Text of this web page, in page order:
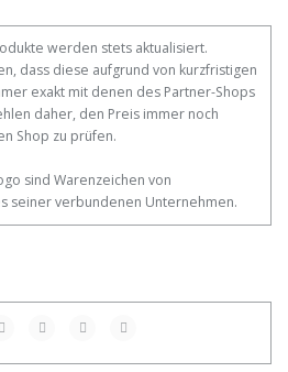
werden stets aktualisiert.
dass diese aufgrund von kurzfristigen
exakt mit denen des Partner-Shops
daher, den Preis immer noch
Shop zu prüfen.
sind Warenzeichen von
seiner verbundenen Unternehmen.